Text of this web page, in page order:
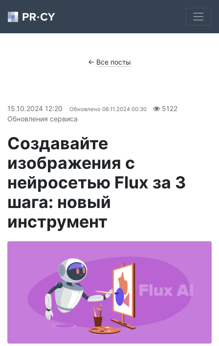
← Все посты
15.10.2024 12:20 Обновлено 06.11.2024 00:30
5122
Обновления сервиса
Создавайте
изображения с
нейросетью Flux за 3
шага: новый
инструмент